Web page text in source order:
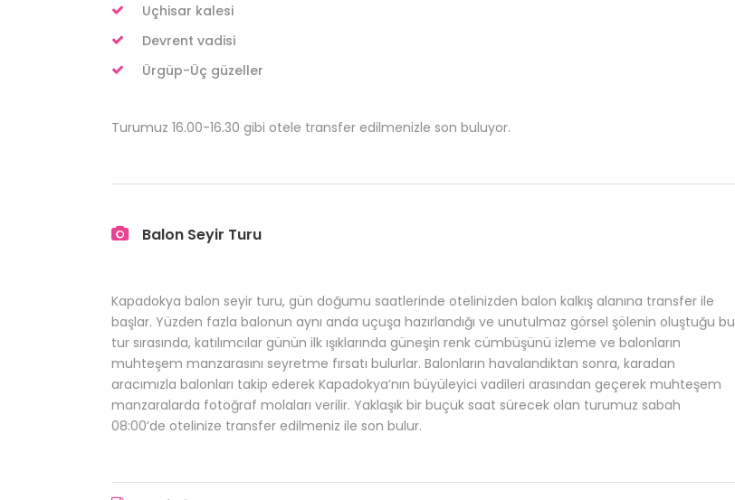
Uçhisar kalesi
Devrent vadisi
Ürgüp-Üç güzeller
Turumuz 16.00-16.30 gibi otele transfer edilmenizle son buluyor.
Balon Seyir Turu
Kapadokya balon seyir turu, gün doğumu saatlerinde otelinizden balon kalkış alanına transfer ile
başlar. Yüzden fazla balonun aynı anda uçuşa hazırlandığı ve unutulmaz görsel şölenin oluştuğu bu
tur sırasında, katılımcılar günün ilk ışıklarında güneşin renk cümbüşünü izleme ve balonların
muhteşem manzarasını seyretme fırsatı bulurlar. Balonların havalandıktan sonra, karadan
aracımızla balonları takip ederek Kapadokya’nın büyüleyici vadileri arasından geçerek muhteşem
manzaralarda fotoğraf molaları verilir. Yaklaşık bir buçuk saat sürecek olan turumuz sabah
08:00’de otelinize transfer edilmeniz ile son bulur.